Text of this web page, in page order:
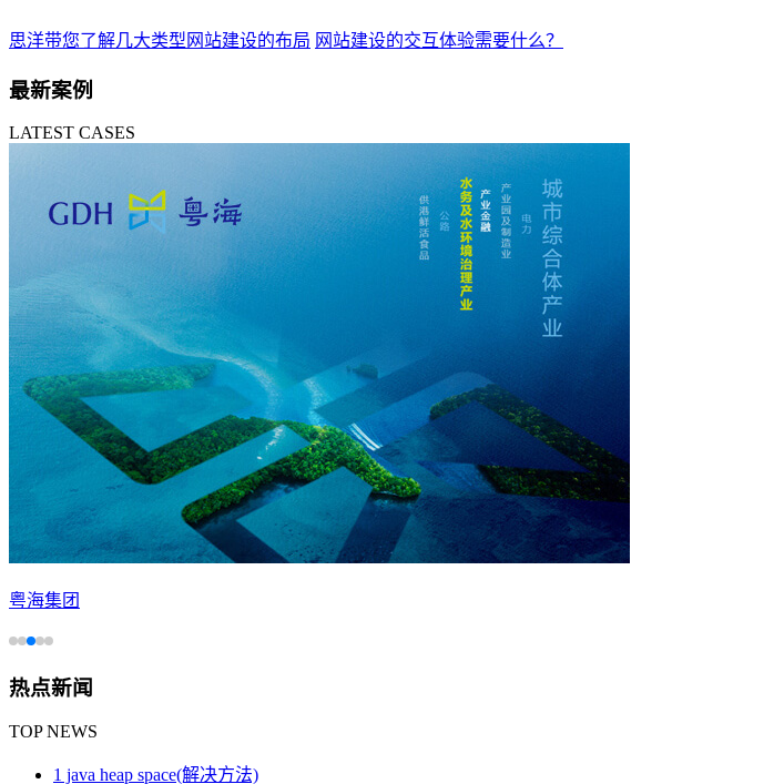
思洋带您了解几大类型网站建设的布局 网站建设的交互体验需要什么？
最新案例
LATEST CASES
粤海集团
热点新闻
TOP NEWS
1 java heap space(解决方法)